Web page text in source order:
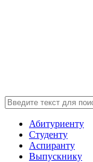
Абитуриенту
Студенту
Аспиранту
Выпускнику